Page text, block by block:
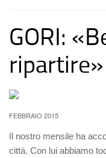
GORI:
ripartire»
FEBBRAIO 2015
Il nostro mensile ha
città. Con lui abbiamo